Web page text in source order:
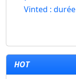
Vinted :
HOT